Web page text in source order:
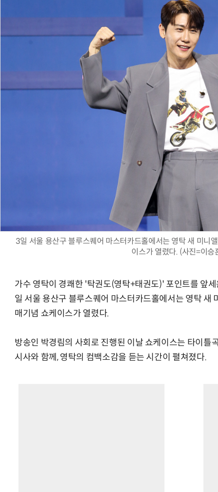
3일 서울 용산구 블루스퀘어 마스터카드홀에서는 영탁 새 미
이스가 열렸다. (사진=이승
가수 영탁이 경쾌한 '탁권도(영탁+태권도)' 포인트를 앞
일 서울 용산구 블루스퀘어 마스터카드홀에서는 영탁
매기념 쇼케이스가 열렸다.
방송인 박경림의 사회로 진행된 이날 쇼케이스는 타이
시사와 함께, 영탁의 컴백소감을 듣는 시간이 펼쳐졌다.